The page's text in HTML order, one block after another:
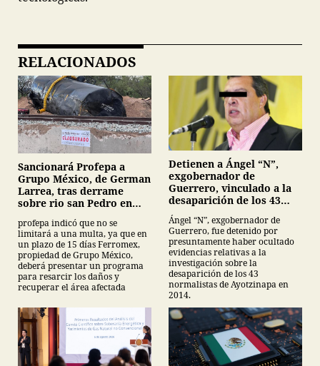
RELACIONADOS
Sancionará Profepa a
Grupo México, de German
Larrea, tras derrame
sobre rio san Pedro en
profepa indicó que no se
limitará a una multa, ya que en
un plazo de 15 días Ferromex,
propiedad de Grupo México,
deberá presentar un programa
para resarcir los daños y
recuperar el área afectada
Detienen a Ángel “N”,
exgobernador de
Guerrero, vinculado a la
desaparición de los 43
normalistas de
Ayotzinapa
Ángel “N”, exgobernador de
Guerrero, fue detenido por
presuntamente haber ocultado
evidencias relativas a la
investigación sobre la
desaparición de los 43
normalistas de Ayotzinapa en
2014.